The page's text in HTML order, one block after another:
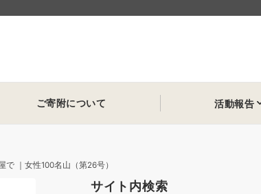
ご寄附について 活動報告
で ｜女性100名山（第26号）
サイト内検索